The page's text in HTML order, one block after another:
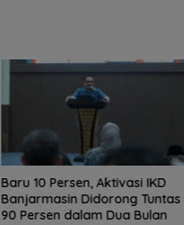
Tak Sekadar Wisata, OTW
AKSEL Ajak Masyarakat
Dukung Produk Lokal Tabalong